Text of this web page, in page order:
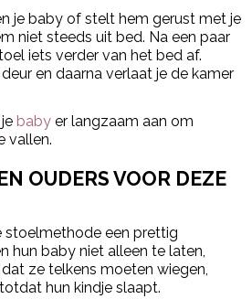
je baby of stelt hem gerust met je
niet steeds uit bed. Na een paar
iets verder van het bed af.
en daarna verlaat je de kamer
baby er langzaam aan om
vallen.
OUDERS VOOR DEZE
stoelmethode een prettig
hun baby niet alleen te laten,
ze telkens moeten wiegen,
hun kindje slaapt.